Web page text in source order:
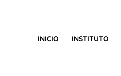
INICIO INSTITUTO